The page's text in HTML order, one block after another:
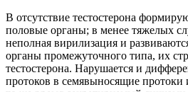
В отсутствие тестостерона
половые органы; в менее тяжелых
неполная вирилизация и
органы промежуточного типа, их
тестостерона. Нарушается и
протоков в семявыносящие